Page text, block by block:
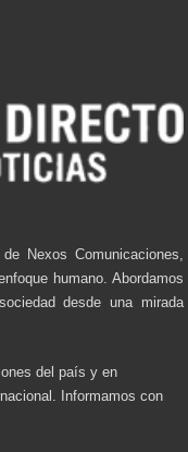
Nexos Comunicaciones,
humano. Abordamos
desde una mirada
del país y en
Informamos con